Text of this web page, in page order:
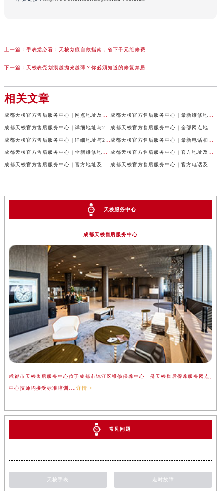
上一篇： 手表党必看：天梭划痕自救指南，省下千元维修费
下一篇： 天梭表壳划痕越抛光越薄？你必须知道的修复禁忌
相关文章
成都天梭官方售后服务中心｜网点地址及售后服务热线权威信息公示（2026年7月最新） 成都天梭官方售后服务中心｜最新维修地址与客服电话权威信息公示（2026年7月最新）
成都天梭官方售后服务中心｜详细地址与24小时客服热线权威信息公示（2026年7月最新） 成都天梭官方售后服务中心｜全部网点地址与售后热线权威信息公示（2026年7月最新）
成都天梭官方售后服务中心｜详细地址与24小时客服电话权威信息公示（2026年7月最新） 成都天梭官方售后服务中心｜最新电话和网点地址权威信息公示（2026年7月最新）
成都天梭官方售后服务中心｜全新维修地址和客服热线权威信息公示（2026年7月最新） 成都天梭官方售后服务中心｜官方地址及售后热线电话权威信息公示（2026年7月最新）
成都天梭官方售后服务中心｜官方地址及售后热线权威信息公示（2026年7月最新） 成都天梭官方售后服务中心｜官方电话及详细维修地址权威信息公示（2026年7月最新）
天梭服务中心
成都天梭售后服务中心
成都市天梭售后服务中心位于成都市锦江区维修保养中心，是天梭售后保养服务网点,
中心技师均接受标准培训....详情 >
常见问题
天梭手表 走时故障